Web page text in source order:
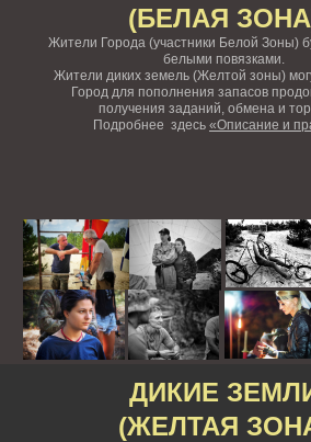
(БЕЛАЯ
Жители Города (участники Белой Зоны)
белыми повязками.
Жители диких земель (Желтой зоны)
Город для пополнения запасов
получения заданий, обмена и
Подробнее здесь «Описание и
ДИКИЕ
(ЖЕЛТАЯ